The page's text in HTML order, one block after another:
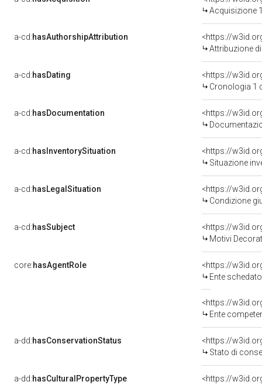
Acquisizione
a-cd:hasAuthorshipAttribution
Attribuzione
a-cd:hasDating
<https://
Cronologia 1
a-cd:hasDocumentation
a-cd:hasInventorySituation
<https://
Situazione
a-cd:hasLegalSituation
<https://
Condizione
a-cd:hasSubject
<https://
Motivi
core:hasAgentRole
<https://
Ente
<https://
Ente
a-dd:hasConservationStatus
<https://
Stato di
a-dd:hasCulturalPropertyType